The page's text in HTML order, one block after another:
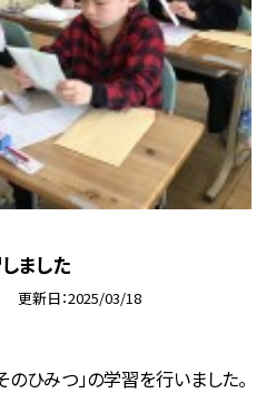
ました
更新日 2025/03/18
ひみつ」の学習を行いました。